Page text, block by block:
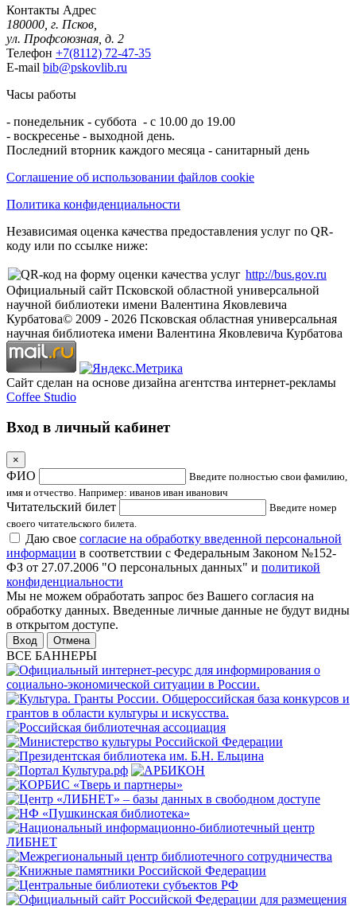
Контакты Адрес
180000, г. Псков,
ул. Профсоюзная, д. 2
Телефон +7(8112) 72-47-35
E-mail bib@pskovlib.ru
Часы работы
- понедельник - суббота - с 10.00 до 19.00
- воскресенье - выходной день.
Последний вторник каждого месяца - санитарный день
Соглашение об использовании файлов cookie
Политика конфиденциальности
Независимая оценка качества предоставления услуг по QR-
коду или по ссылке ниже:
http://bus.gov.ru
Официальный сайт Псковской областной универсальной
научной библиотеки имени Валентина Яковлевича
Курбатова© 2009 - 2026 Псковская областная универсальная
научная библиотека имени Валентина Яковлевича Курбатова
Сайт сделан на основе дизайна агентства интернет-рекламы
Coffee Studio
Вход в личный кабинет
×
ФИО
Введите полностью свои фамилию,
имя и отчество. Например: иванов иван иванович
Читательский билет
Введите номер
своего читательского билета.
Даю свое согласие на обработку введенной персональной
информации в соответствии с Федеральным Законом №152-
ФЗ от 27.07.2006 "О персональных данных" и политикой
конфиденциальности
Мы не можем обработать запрос без Вашего согласия на
обработку данных. Введенные личные данные не будут видны
в открытом доступе.
Отмена
ВСЕ БАННЕРЫ